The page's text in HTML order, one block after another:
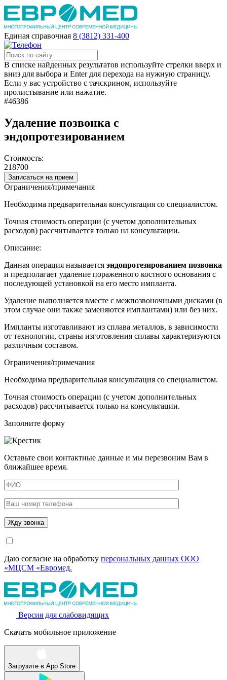
Единая справочная 8 (3812) 331-400
В списке найденных результатов используйте стрелки вверх и
вниз для выбора и Enter для перехода на нужную страницу.
Если у вас устройство с тачскрином, используйте
пролистывание или нажатие.
#46386
Удаление позвонка с
эндопротезированием
Стоимость:
218700
Записаться на прием
Ограничения/примечания
Необходима предварительная консультация со специалистом.
Точная стоимость операции (с учетом дополнительных
расходов) рассчитывается только на консультации.
Описание:
Данная операция называется эндопротезированием позвонка
и предполагает удаление пораженного костного основания с
последующей установкой на его место импланта.
Удаление выполняется вместе с межпозвоночными дисками (в
этом случае они также заменяются имплантами) или без них.
Импланты изготавливают из сплава металлов, в зависимости
от технологии, страны изготовления сплавы характеризуются
различным составом.
Ограничения/примечания
Необходима предварительная консультация со специалистом.
Точная стоимость операции (с учетом дополнительных
расходов) рассчитывается только на консультации.
Заполните форму
Оставьте свои контактные данные и мы перезвоним Вам в
ближайшее время.
Даю согласие на обработку персональных данных ООО
«МЦСМ «Евромед.
Версия для слабовидящих
Скачать мобильное приложение
Загрузите в App Store